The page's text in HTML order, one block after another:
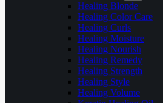
Healing Blonde
Healing Color Care
Healing Curls
Healing Moisture
Healing Nourish
Healing Remedy
Healing Strength
Healing Style
Healing Volume